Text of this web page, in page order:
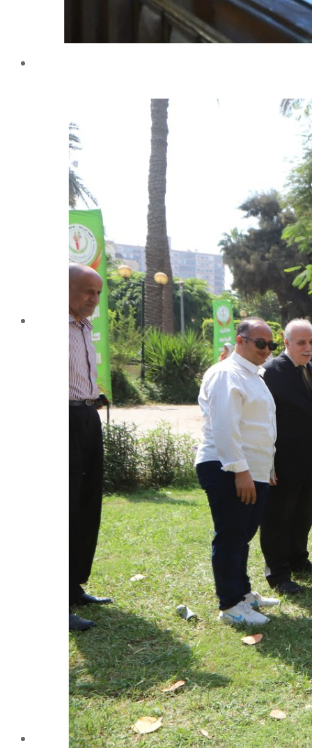
إدارة رعاية الشباب
الخدمات التى تقدمها الإدارة
مجلس إتحاد الطلاب
مستشارى لجان الإتحاد
الجوائز والمراكز خلال العام الجامعى 2019-2020
الأنشطة الطلابية
2016-2017
2017-2018
2019-2020
2020-2021
الخريجون
ملتقى الخريجين
خريجى الكلية
المستندات المطلوبة لاستخراج شهادات التخرج
الحياة الأكاديمية
الأقسام العلمية
الإجتماع الريفي والإرشاد الزراعي
الأراضى
الإقتصاد الزراعى
الألـــبان
أمراض النبات
الإنتاج الحيواني
بساتين الزينة
بساتين الفاكهة
الحشرات الإقتصادية والمبيدات
الحيوان والنيماتولوجيا الزراعية
الخضر
الصناعات الغذائية
الكيميـــاء الحيوية
النبات الزراعى
المحاصيل
الميكروبيولوجيا الزراعية
الهندسة الزراعية
الوراثة
البرامج التعليمية
برامج اللغة العربية
برامج اللغة الانجليزية
التعليم المفتوح
عن الكلية